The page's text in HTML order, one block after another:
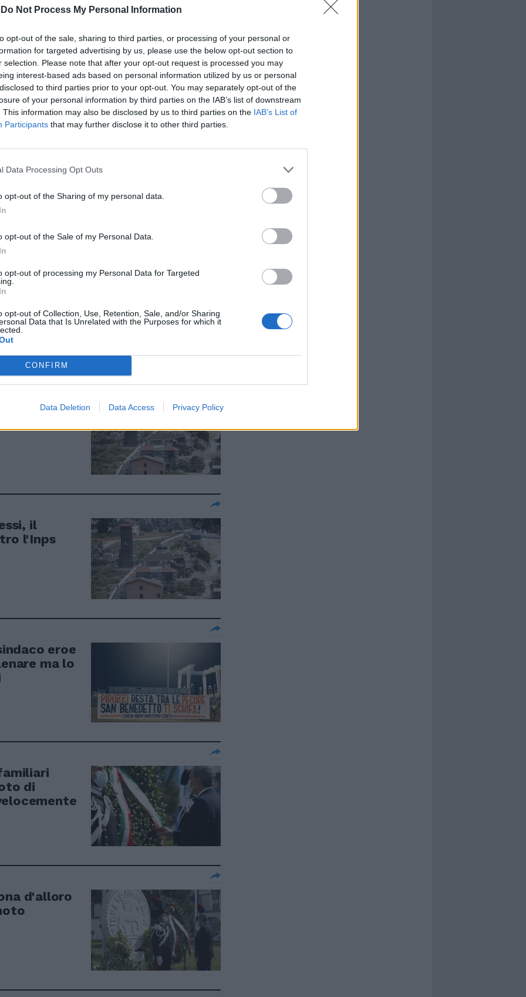
Do Not Process My Personal Information
opt-out of the sale, sharing to third parties, or processing of your personal or
for targeted advertising by us, please use the below opt-out section to
selection. Please note that after your opt-out request is processed you may
interest-based ads based on personal information utilized by us or personal
to third parties prior to your opt-out. You may separately opt-out of the
of your personal information by third parties on the IAB’s list of downstream
This information may also be disclosed by us to third parties on the IAB’s List of
Participants that may further disclose it to other third parties.
Data Processing Opt Outs
opt-out of the Sharing of my personal data.
opt-out of the Sale of my Personal Data.
opt-out of processing my Personal Data for Targeted
opt-out of Collection, Use, Retention, Sale, and/or Sharing
Data that Is Unrelated with the Purposes for which it
CONFIRM
Data Deletion Data Access Privacy Policy
notte
case di
non
il
l'Inps
eroe
ma lo
di
d'alloro